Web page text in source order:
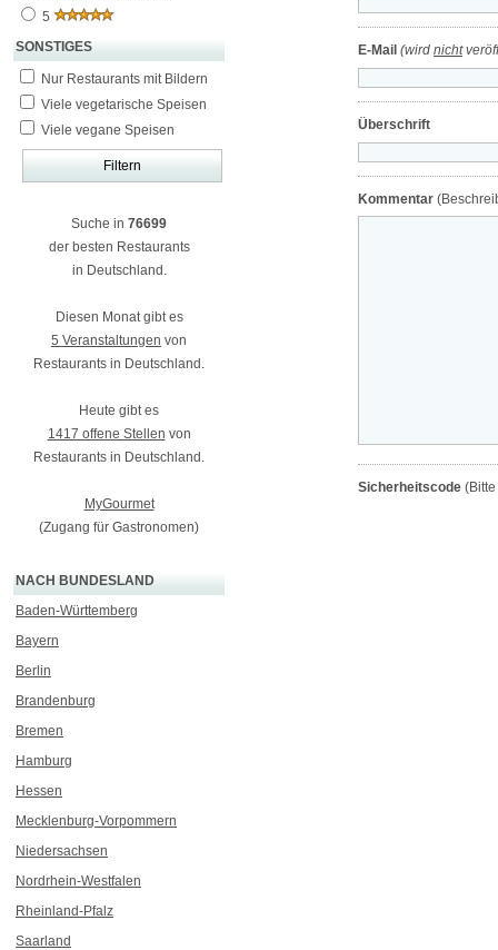
5
SONSTIGES
Nur Restaurants mit Bildern
Viele vegetarische Speisen
Viele vegane Speisen
Suche in 76699
der besten Restaurants
in Deutschland.
Diesen Monat gibt es
5 Veranstaltungen von
Restaurants in Deutschland.
Heute gibt es
1417 offene Stellen von
Restaurants in Deutschland.
MyGourmet
(Zugang für Gastronomen)
NACH BUNDESLAND
Baden-Württemberg
Bayern
Berlin
Brandenburg
Bremen
Hamburg
Hessen
Mecklenburg-Vorpommern
Niedersachsen
Nordrhein-Westfalen
Rheinland-Pfalz
Saarland
E-Mail (wird nicht
Überschrift
Kommentar
Sicherheitscode